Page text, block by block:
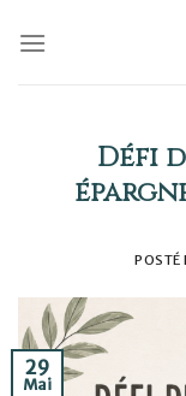
Défi
POSTÉ
29
Mai